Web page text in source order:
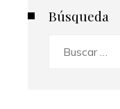
Búsqueda